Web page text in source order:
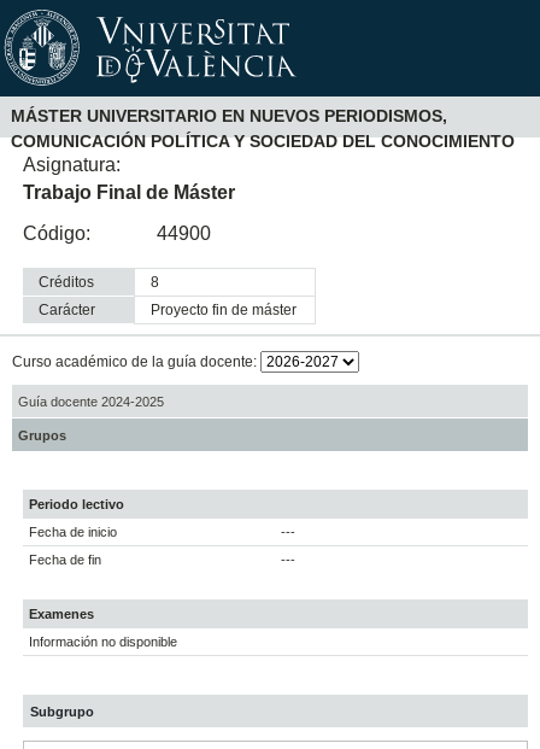
MÁSTER UNIVERSITARIO EN NUEVOS PERIODISMOS,
COMUNICACIÓN POLÍTICA Y SOCIEDAD DEL CONOCIMIENTO
Asignatura:
Trabajo Final de Máster
Código:
44900
Créditos
8
Carácter
proyecto fin de máster
Curso académico de la guía docente:
Guía docente 2024-2025
Grupos
Periodo lectivo
Fecha de inicio
---
Fecha de fin
---
Examenes
Información no disponible
Subgrupo